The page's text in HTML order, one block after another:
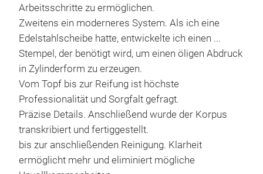
Arbeitsschritte zu ermöglichen.
Zweitens ein moderneres System. Als ich eine
Edelstahlscheibe hatte, entwickelte ich einen ...
Stempel, der benötigt wird, um einen öligen Abdruck
in Zylinderform zu erzeugen.
Vom Topf bis zur Reifung ist höchste
Professionalität und Sorgfalt gefragt.
Präzise Details. Anschließend wurde der Korpus
transkribiert und fertiggestellt.
bis zur anschließenden Reinigung. Klarheit
ermöglicht mehr und eliminiert mögliche